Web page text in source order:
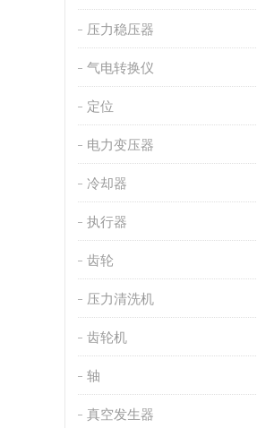
压力稳压器
气电转换仪
定位
电力变压器
冷却器
执行器
齿轮
压力清洗机
齿轮机
轴
真空发生器